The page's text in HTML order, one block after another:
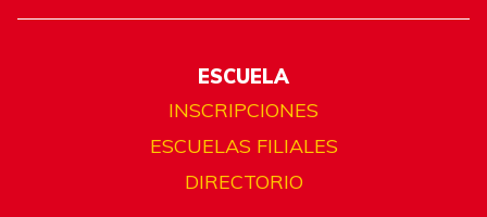
ESCUELA
INSCRIPCIONES
ESCUELAS FILIALES
DIRECTORIO